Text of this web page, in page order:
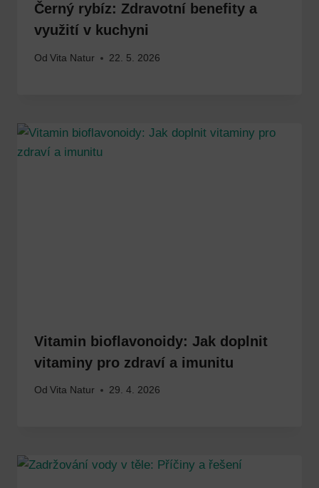
Černý rybíz: Zdravotní benefity a
využití v kuchyni
Od Vita Natur 22. 5. 2026
Vitamin bioflavonoidy: Jak doplnit
vitaminy pro zdraví a imunitu
Od Vita Natur 29. 4. 2026